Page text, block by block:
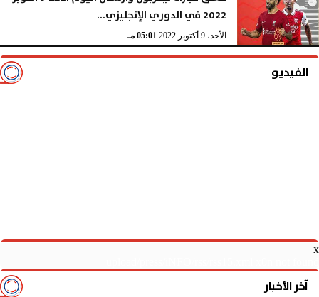
2022 في الدوري الإنجليزي...
الأحد، 9 أكتوبر 2022 05:01 مـ
الفيديو
x
آخر الأخبار